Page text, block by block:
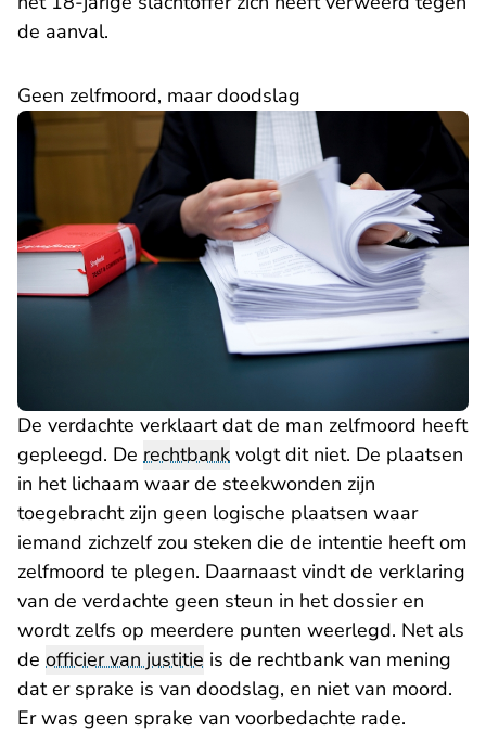
de aanval.
Geen zelfmoord, maar doodslag
De verdachte verklaart dat de man zelfmoord heeft
gepleegd. De rechtbank volgt dit niet. De plaatsen
in het lichaam waar de steekwonden zijn
toegebracht zijn geen logische plaatsen waar
iemand zichzelf zou steken die de intentie heeft om
zelfmoord te plegen. Daarnaast vindt de verklaring
van de verdachte geen steun in het dossier en
wordt zelfs op meerdere punten weerlegd. Net als
de officier van justitie is de rechtbank van mening
dat er sprake is van doodslag, en niet van moord.
Er was geen sprake van voorbedachte rade.